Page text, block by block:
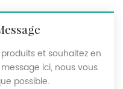
et souhaitez en
ici, nous vous
possible.